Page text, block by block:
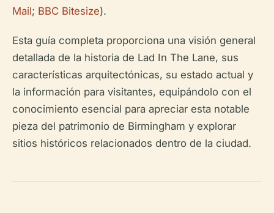
Mail; BBC Bitesize).
Esta guía completa proporciona una visión general
detallada de la historia de Lad In The Lane, sus
características arquitectónicas, su estado actual y
la información para visitantes, equipándolo con el
conocimiento esencial para apreciar esta notable
pieza del patrimonio de Birmingham y explorar
sitios históricos relacionados dentro de la ciudad.